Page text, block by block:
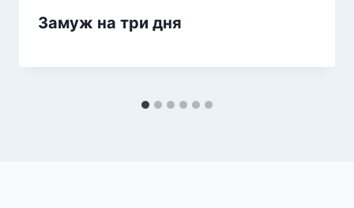
Замуж на три дня